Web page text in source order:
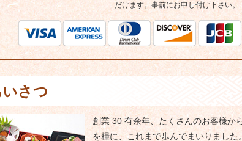
だけます。事前にお申し付け下さい。
さつ
創業 30 有余年、たくさんのお客様か
を糧に、これまで歩んでまいりました。